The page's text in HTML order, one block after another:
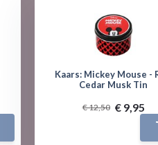
Kaars: Mickey Mouse -
Cedar Musk Tin
€ 12,50 € 9,95